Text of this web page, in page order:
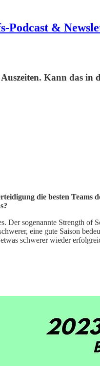
Podcast &
Kann das in
die besten Teams
Der sogenannte Strength
eine gute Saison
schwerer wieder